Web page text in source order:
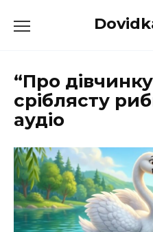
до
“Про
сріблясту
аудіо